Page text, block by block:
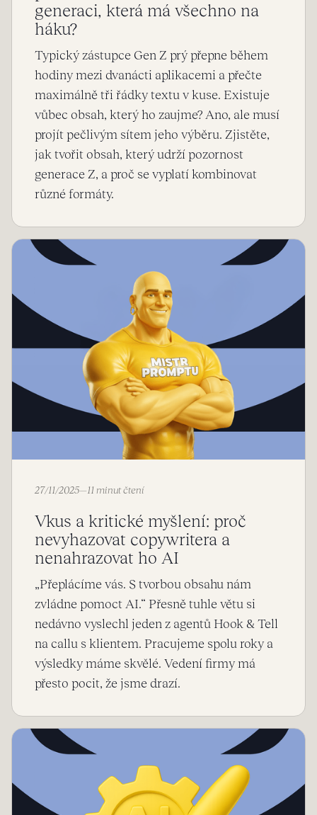
generaci, která má všechno na
háku?
Typický zástupce Gen Z prý přepne během
hodiny mezi dvanácti aplikacemi a přečte
maximálně tři řádky textu v kuse. Existuje
vůbec obsah, který ho zaujme? Ano, ale musí
projít pečlivým sítem jeho výběru. Zjistěte,
jak tvořit obsah, který udrží pozornost
generace Z, a proč se vyplatí kombinovat
různé formáty.
27/11/2025—11 minut čtení
Vkus a kritické myšlení: proč
nevyhazovat copywritera a
nenahrazovat ho AI
„Přeplácíme vás. S tvorbou obsahu nám
zvládne pomoct AI.“ Přesně tuhle větu si
nedávno vyslechl jeden z agentů Hook & Tell
na callu s klientem. Pracujeme spolu roky a
výsledky máme skvělé. Vedení firmy má
přesto pocit, že jsme drazí.